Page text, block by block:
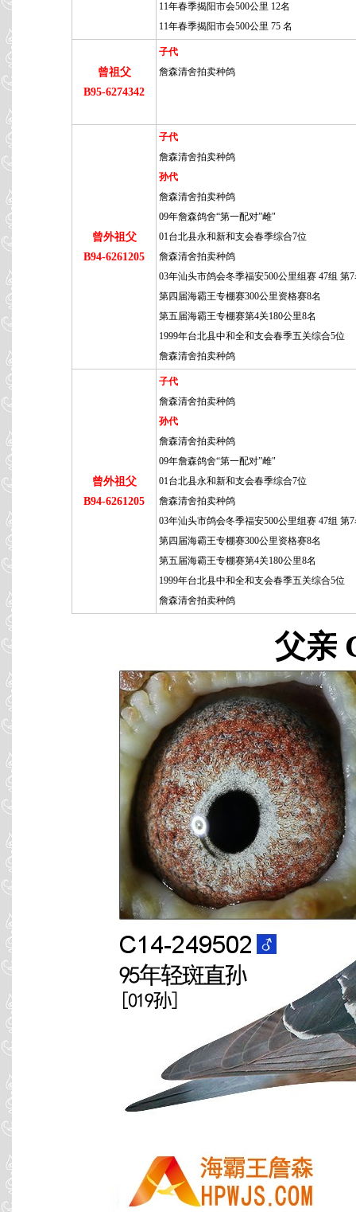
11年春季揭阳市会500公里 12名
11年春季揭阳市会500公里 75 名
曾祖父
B95-6274342
子代
詹森清舍拍卖种鸽
曾外祖父
B94-6261205
子代
詹森清舍拍卖种鸽
孙代
詹森清舍拍卖种鸽
09年詹森鸽舍“第一配对”雌"
01台北县永和新和支会春季综合7位
詹森清舍拍卖种鸽
03年汕头市鸽会冬季福安500公里组赛 47组 第
第四届海霸王专棚赛300公里资格赛8名
第五届海霸王专棚赛第4关180公里8名
1999年台北县中和全和支会春季五关综合5位
詹森清舍拍卖种鸽
曾外祖父
B94-6261205
子代
詹森清舍拍卖种鸽
孙代
詹森清舍拍卖种鸽
09年詹森鸽舍“第一配对”雌"
01台北县永和新和支会春季综合7位
詹森清舍拍卖种鸽
03年汕头市鸽会冬季福安500公里组赛 47组 第
第四届海霸王专棚赛300公里资格赛8名
第五届海霸王专棚赛第4关180公里8名
1999年台北县中和全和支会春季五关综合5位
詹森清舍拍卖种鸽
父亲